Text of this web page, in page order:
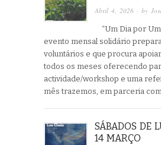
Abril 4, 2026 · by
“Um Dia por
evento mensal solidário
voluntários e que procura
todos os meses oferecendo
actividade/workshop e uma
mês trazemos, em parceria
SÁBADOS DE
14 MARÇO